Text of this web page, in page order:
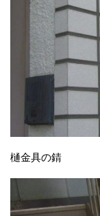
樋金具の錆